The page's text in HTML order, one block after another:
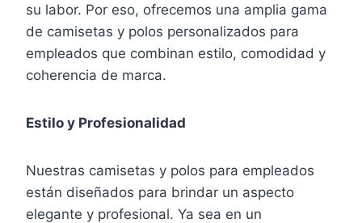
su labor. Por eso, ofrecemos una amplia gama
de camisetas y polos personalizados para
empleados que combinan estilo, comodidad y
coherencia de marca.
Estilo y Profesionalidad
Nuestras camisetas y polos para empleados
están diseñados para brindar un aspecto
elegante y profesional. Ya sea en un